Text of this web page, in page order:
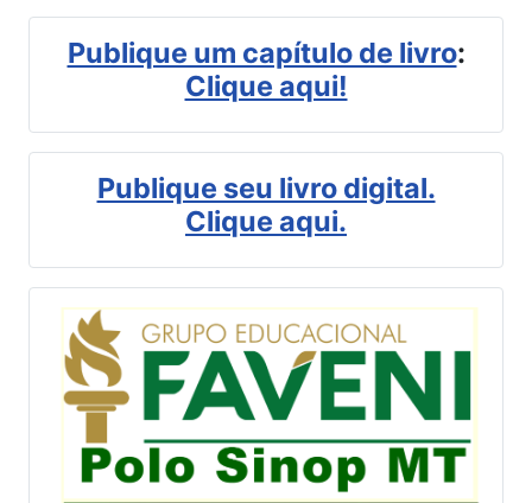
Publique um capítulo de livro:
Clique aqui!
Publique seu livro digital.
Clique aqui.